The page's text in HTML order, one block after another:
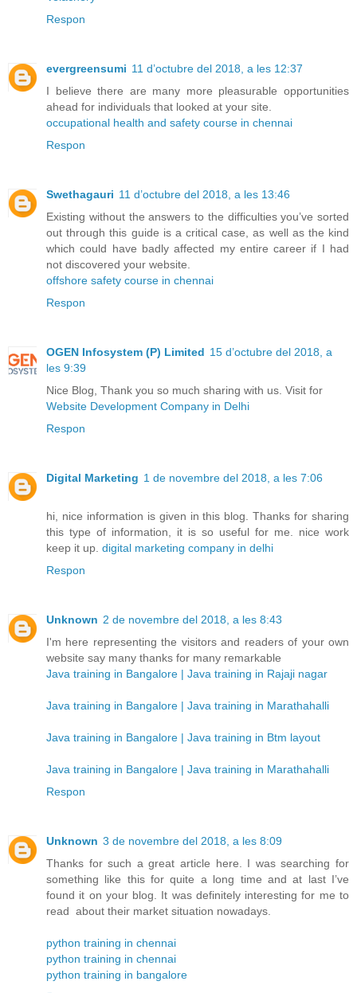
Respon
evergreensumi 11 d’octubre del 2018, a les 12:37
I believe there are many more pleasurable opportunities
ahead for individuals that looked at your site.
occupational health and safety course in chennai
Respon
Swethagauri 11 d’octubre del 2018, a les 13:46
Existing without the answers to the difficulties you’ve sorted
out through this guide is a critical case, as well as the kind
which could have badly affected my entire career if I had
not discovered your website.
offshore safety course in chennai
Respon
OGEN Infosystem (P) Limited 15 d’octubre del 2018, a
les 9:39
Nice Blog, Thank you so much sharing with us. Visit for
Website Development Company in Delhi
Respon
Digital Marketing 1 de novembre del 2018, a les 7:06
hi, nice information is given in this blog. Thanks for sharing
this type of information, it is so useful for me. nice work
keep it up. digital marketing company in delhi
Respon
Unknown 2 de novembre del 2018, a les 8:43
I'm here representing the visitors and readers of your own
website say many thanks for many remarkable
Java training in Bangalore | Java training in Rajaji nagar
Java training in Bangalore | Java training in Marathahalli
Java training in Bangalore | Java training in Btm layout
Java training in Bangalore | Java training in Marathahalli
Respon
Unknown 3 de novembre del 2018, a les 8:09
Thanks for such a great article here. I was searching for
something like this for quite a long time and at last I’ve
found it on your blog. It was definitely interesting for me to
read about their market situation nowadays.
python training in chennai
python training in chennai
python training in bangalore